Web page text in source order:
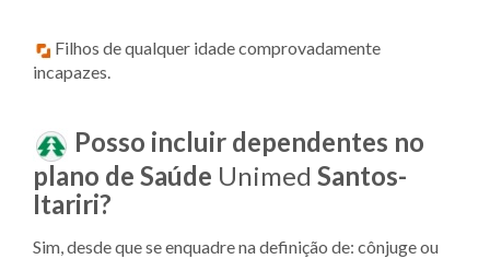
Filhos de qualquer idade comprovadamente
incapazes.
Posso incluir dependentes no
plano de Saúde Unimed Santos-
Itariri?
Sim, desde que se enquadre na definição de: cônjuge ou